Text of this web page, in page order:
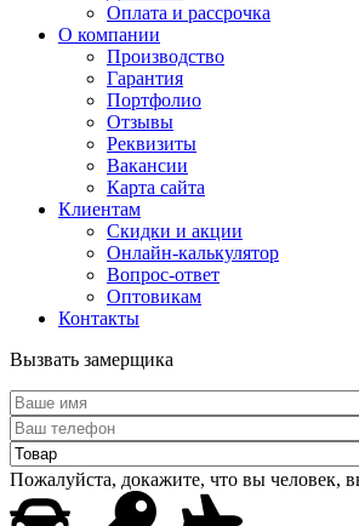
Оплата и рассрочка
О компании
Производство
Гарантия
Портфолио
Отзывы
Реквизиты
Вакансии
Карта сайта
Клиентам
Скидки и акции
Онлайн-калькулятор
Вопрос-ответ
Оптовикам
Контакты
Вызвать замерщика
Пожалуйста, докажите, что вы человек,